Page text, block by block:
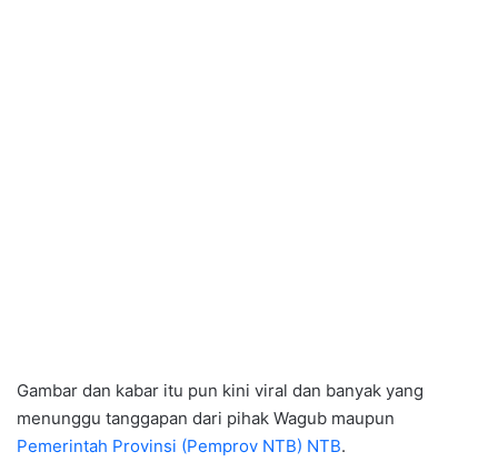
Gambar dan kabar itu pun kini viral dan banyak yang
menunggu tanggapan dari pihak Wagub maupun
Pemerintah Provinsi (Pemprov NTB) NTB.